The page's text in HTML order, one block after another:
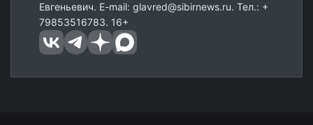
Евгеньевич. E-mail: glavred@sibirnews.ru. Тел.: +
79853516783. 16+